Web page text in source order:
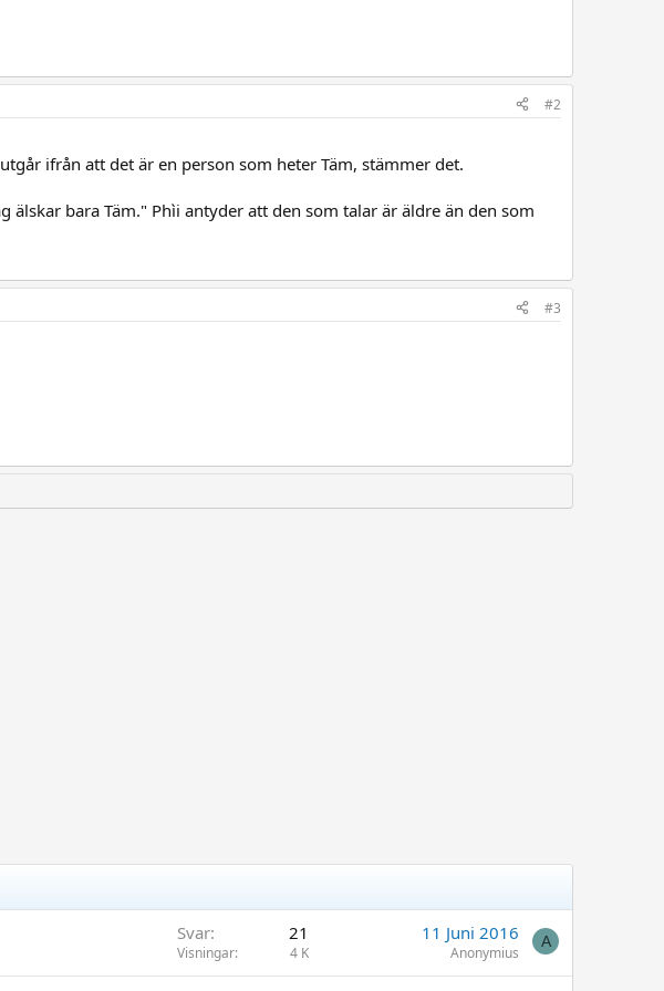
#2
ifrån att det är en person som heter Täm, stämmer det.
bara Täm." Phìi antyder att den som talar är äldre än den som
#3
Svar 21
Visningar 4 K
11 Juni 2016
Anonymius
A